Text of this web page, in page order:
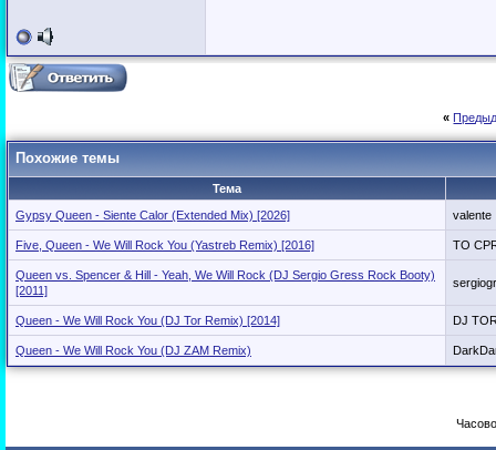
«
Похожие темы
Тема
Gypsy Queen - Siente Calor (Extended Mix) [2026]
valente
Five, Queen - We Will Rock You (Yastreb Remix) [2016] TO
Queen vs. Spencer & Hill - Yeah, We Will Rock (DJ Sergio Gress Rock Booty)
[2011]
Queen - We Will Rock You (DJ Tor Remix) [2014] DJ
Queen - We Will Rock You (DJ ZAM Remix)